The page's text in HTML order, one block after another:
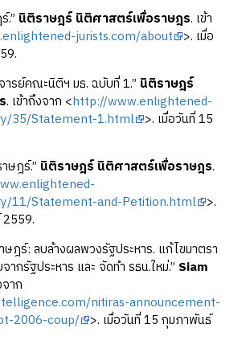
.” นิติราษฎร์ นิติศาสตร์เพื่อราษฎร. เข้า
jurists.com/about >. เมื่อ
รย์คณะนิติฯ มธ. ฉบับที่ 1.” นิติราษฎร์
. เข้าถึงจาก <http://www.enlightened-
35/Statement-1.html >. เมื่อวันที่ 15
ษฎร์.” นิติราษฎร์ นิติศาสตร์เพื่อราษฎร.
11/Statement-and-Petition.html >.
ฎร์: ลบล้างผลพวงรัฐประหาร. แก้ไขมาตรา
กรัฐประหาร และ จัดทำ รธน.ใหม่.” Siam
าก
nitiras-announcement-
2006-coup/ >. เมื่อวันที่ 15 กุมภาพันธ์